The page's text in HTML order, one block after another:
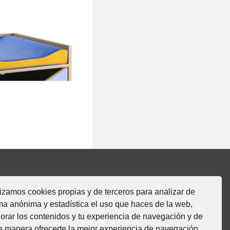
cookies propias y de terceros para analizar de
anónima y estadística el uso que haces de la web,
los contenidos y tu experiencia de navegación y de
MOBeduc
Vía Romana, s/n
31520 Cascante (Navarra)